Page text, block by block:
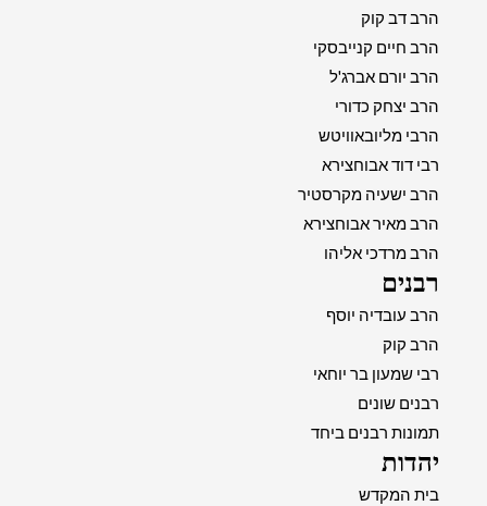
הרב דב קוק
הרב חיים קנייבסקי
הרב יורם אברג'ל
הרב יצחק כדורי
הרבי מליובאוויטש
רבי דוד אבוחצירא
הרב ישעיה מקרסטיר
הרב מאיר אבוחצירא
הרב מרדכי אליהו
רבנים
הרב עובדיה יוסף
הרב קוק
רבי שמעון בר יוחאי
רבנים שונים
תמונות רבנים ביחד
יהדות
בית המקדש